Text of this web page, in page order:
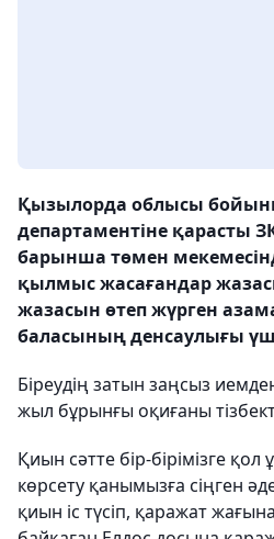
Қызылорда облысы
департаментіне қарасты
барынша төмен
қылмыс жасағандар
жазасын өтеп жүрген
баласының денсаулығы
Біреудің затын заңсыз
жыл бұрынғы оқиғаны
Қиын сәтте бір-бірімізге
көрсету қанымызға сіңген
қиын іс түсіп, қаражат